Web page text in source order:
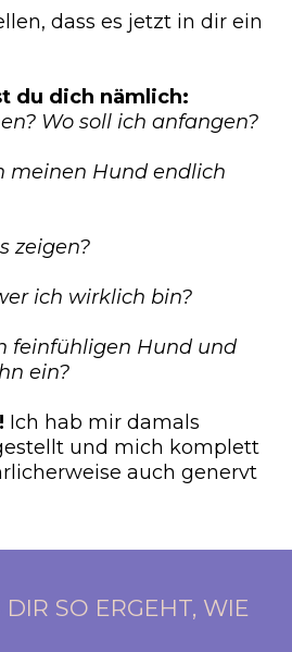
dass es jetzt in dir ein
du dich nämlich:
Wo soll ich anfangen?
meinen Hund endlich
zeigen?
ich wirklich bin?
feinfühligen Hund und
ein?
Ich hab mir damals
und mich komplett
auch genervt
SO ERGEHT, WIE